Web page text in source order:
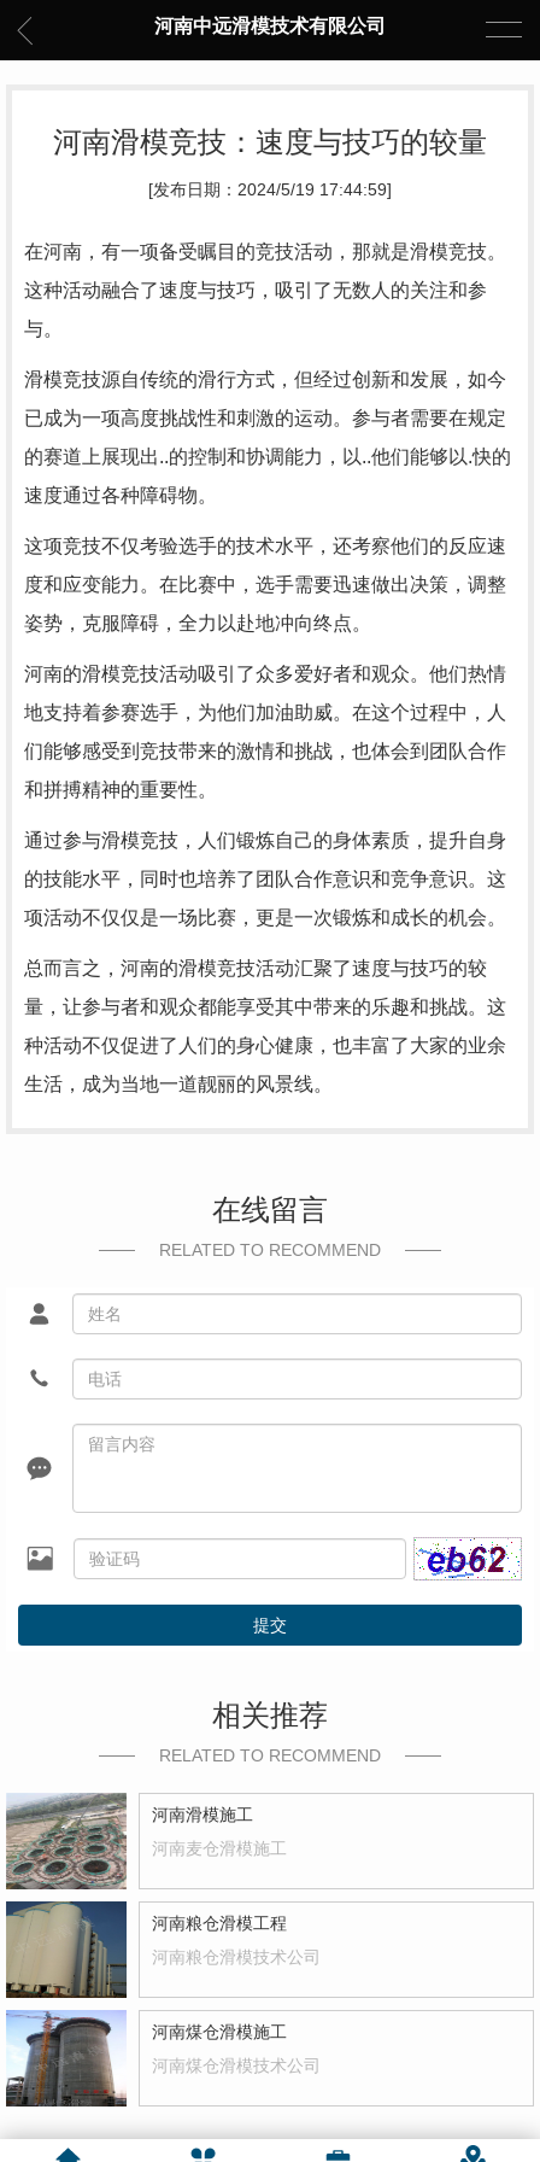
河南中远滑模技术有限公司
河南滑模竞技：速度与技巧的较量
[发布日期：2024/5/19 17:44:59]
在河南，有一项备受瞩目的竞技活动，那就是滑模竞技。
这种活动融合了速度与技巧，吸引了无数人的关注和参
与。
滑模竞技源自传统的滑行方式，但经过创新和发展，如今
已成为一项高度挑战性和刺激的运动。参与者需要在规定
的赛道上展现出..的控制和协调能力，以..他们能够以.快的
速度通过各种障碍物。
这项竞技不仅考验选手的技术水平，还考察他们的反应速
度和应变能力。在比赛中，选手需要迅速做出决策，调整
姿势，克服障碍，全力以赴地冲向终点。
河南的滑模竞技活动吸引了众多爱好者和观众。他们热情
地支持着参赛选手，为他们加油助威。在这个过程中，人
们能够感受到竞技带来的激情和挑战，也体会到团队合作
和拼搏精神的重要性。
通过参与滑模竞技，人们锻炼自己的身体素质，提升自身
的技能水平，同时也培养了团队合作意识和竞争意识。这
项活动不仅仅是一场比赛，更是一次锻炼和成长的机会。
总而言之，河南的滑模竞技活动汇聚了速度与技巧的较
量，让参与者和观众都能享受其中带来的乐趣和挑战。这
种活动不仅促进了人们的身心健康，也丰富了大家的业余
生活，成为当地一道靓丽的风景线。
在线留言
RELATED TO RECOMMEND
提交
相关推荐
RELATED TO RECOMMEND
河南滑模施工
河南麦仓滑模施工
河南粮仓滑模工程
河南粮仓滑模技术公司
河南煤仓滑模施工
河南煤仓滑模技术公司